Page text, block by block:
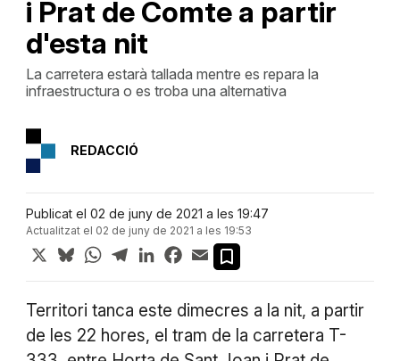
i Prat de Comte a partir
d'esta nit
La carretera estarà tallada mentre es repara la
infraestructura o es troba una alternativa
REDACCIÓ
Publicat el 02 de juny de 2021 a les 19:47
Actualitzat el 02 de juny de 2021 a les 19:53
X BlueskyWhatsApp
TelegramLinkedInFacebook
Email
Territori tanca este dimecres a la nit, a partir
de les 22 hores, el tram de la carretera T-